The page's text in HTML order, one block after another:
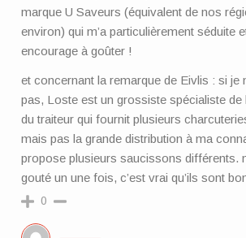
marque U Saveurs (équivalent de nos
environ) qui m’a particulièrement séduite
encourage à goûter !
et concernant la remarque de Eivlis : si je
pas, Loste est un grossiste spécialiste de
du traiteur qui fournit plusieurs
mais pas la grande distribution à ma
propose plusieurs saucissons différents.
gouté un une fois, c’est vrai qu’ils sont
0